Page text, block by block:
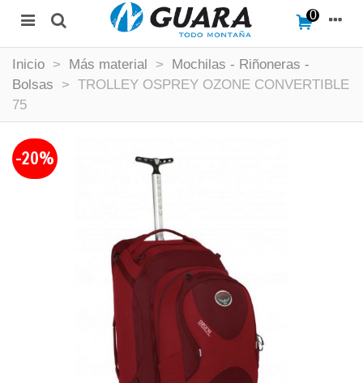
0
Inicio > Más material >
Mochilas - Riñoneras -
Bolsas
> TROLLEY OSPREY OZONE CONVERTIBLE
75
-20%